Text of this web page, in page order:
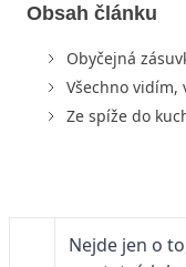
Obsah článku
Obyčejná
Všechno vidím,
Ze spíže do
Nejde jen o